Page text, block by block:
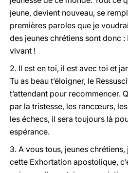
jeune, devient nouveau, se
premières paroles que je
des jeunes chrétiens sont donc :
vivant !
2. Il est en toi, il est avec toi et
Tu as beau t’éloigner, le
t’attendant pour recommencer.
par la tristesse, les rancœurs,
les échecs, il sera toujours là
espérance.
3. A vous tous, jeunes
cette Exhortation apostolique,